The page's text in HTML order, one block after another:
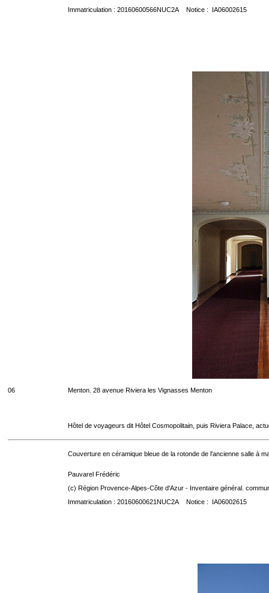
Immatriculation : 20160600566NUC2A Notice : IA06002615
06 Menton. 28 avenue Riviera les Vignasses Menton
Hôtel de voyageurs dit Hôtel Cosmopolitain, puis Riviera Palace,
Couverture en céramique bleue de la rotonde de l'ancienne salle à
Pauvarel Frédéric
(c) Région Provence-Alpes-Côte d'Azur - Inventaire général.
Immatriculation : 20160600621NUC2A Notice : IA06002615